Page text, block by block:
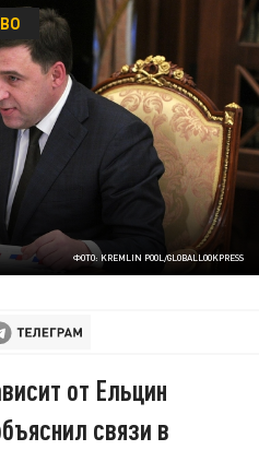
ФОТО: KREMLIN POOL/GLOBALLOOKPRESS
от Ельцин
связи в